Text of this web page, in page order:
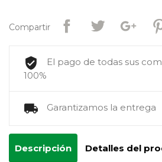
Compartir
El pago de todas sus
100%
Garantizamos la entrega
Descripción Detalles del